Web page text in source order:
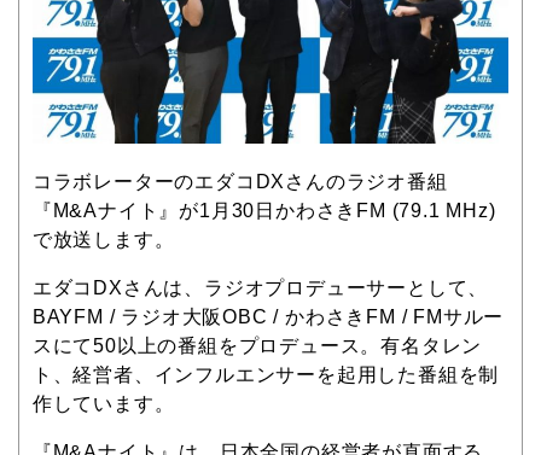
コラボレーターのエダコDXさんのラジオ番組
『M&Aナイト』が1月30日かわさきFM (79.1 MHz)
で放送します。
エダコDXさんは、ラジオプロデューサーとして、
BAYFM / ラジオ大阪OBC / かわさきFM / FMサルー
スにて50以上の番組をプロデュース。有名タレン
ト、経営者、インフルエンサーを起用した番組を制
作しています。